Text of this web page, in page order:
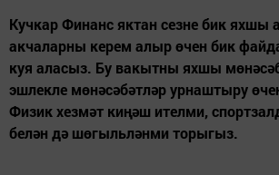
Кучкар Финанс яктан сезне бик яхшы
акчаларны керем алыр өчен бик
куя аласыз. Бу вакытны яхшы
эшлекле мөнәсәбәтләр урнаштыру
Физик хезмәт киңәш ителми,
белән дә шөгыльләнми торыгыз.